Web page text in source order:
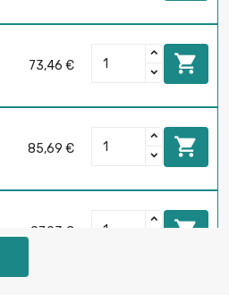
73,46 € 
85,69 € 
97,93 € 